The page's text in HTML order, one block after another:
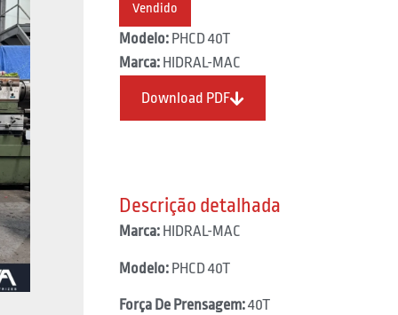
Vendido
Modelo:PHCD 40T
Marca:HIDRAL-MAC
Download PDF
Descrição detalhada
Marca: HIDRAL-MAC
Modelo: PHCD 40T
Força De Prensagem:40T